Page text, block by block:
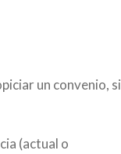
un convenio, si
(actual o